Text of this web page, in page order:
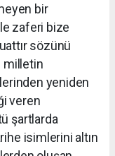
bir
zaferi bize
sözünü
milletin
yeniden
veren
şartlarda
isimlerini altın